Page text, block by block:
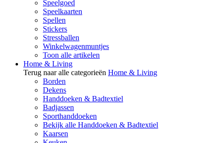
Speelgoed
Speelkaarten
Spellen
Stickers
Stressballen
Winkelwagenmuntjes
Toon alle artikelen
Home & Living
Terug naar alle categorieën Home & Living
Borden
Dekens
Handdoeken & Badtextiel
Badjassen
Sporthanddoeken
Bekijk alle Handdoeken & Badtextiel
Kaarsen